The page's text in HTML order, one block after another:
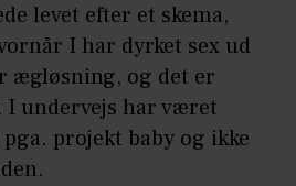
levet efter et skema,
I har dyrket sex ud
ægløsning, og det er
undervejs har været
projekt baby og ikke